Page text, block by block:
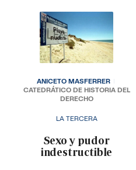
LA TERCERA
­Sexo y pudor
indestructible
ANICETO MASFERRER
CATEDRÁTICO DE HISTORIA DEL
DERECHO